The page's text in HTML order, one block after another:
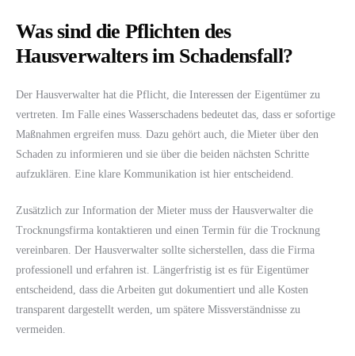
Was sind die Pflichten des
Hausverwalters im Schadensfall?
Der Hausverwalter hat die Pflicht, die Interessen der Eigentümer zu
vertreten. Im Falle eines Wasserschadens bedeutet das, dass er sofortige
Maßnahmen ergreifen muss. Dazu gehört auch, die Mieter über den
Schaden zu informieren und sie über die beiden nächsten Schritte
aufzuklären. Eine klare Kommunikation ist hier entscheidend.
Zusätzlich zur Information der Mieter muss der Hausverwalter die
Trocknungsfirma kontaktieren und einen Termin für die Trocknung
vereinbaren. Der Hausverwalter sollte sicherstellen, dass die Firma
professionell und erfahren ist. Längerfristig ist es für Eigentümer
entscheidend, dass die Arbeiten gut dokumentiert und alle Kosten
transparent dargestellt werden, um spätere Missverständnisse zu
vermeiden.